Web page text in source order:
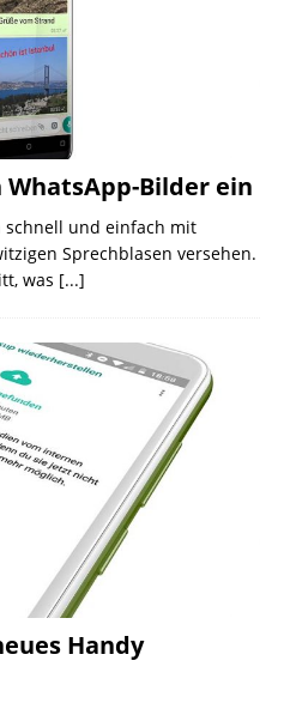
WhatsApp-Bilder ein
schnell und einfach mit
Sprechblasen versehen.
was [...]
Handy